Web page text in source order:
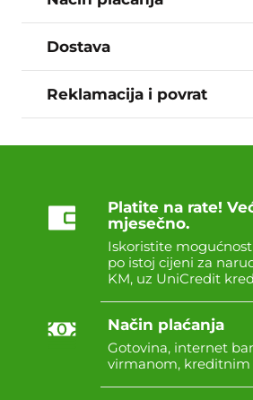
Dostava
Reklamacija i povrat
Platite na rate!
mjesečno.
Iskoristite
po istoj cijeni za
KM, uz UniCredit
Način plaćanja
Gotovina, internet
virmanom,